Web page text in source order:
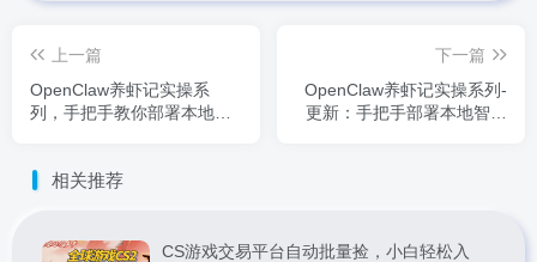
上一篇
OpenClaw养虾记实操系
列，手把手教你部署本地优
下一篇
OpenClaw养虾记实操系列-
更新：手把手部署本地智能
相关推荐
CS游戏交易平台自动批量捡，小白轻松入